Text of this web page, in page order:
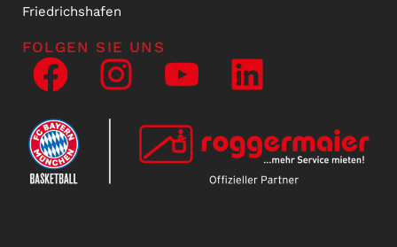
Friedrichshafen
FOLGEN SIE UNS